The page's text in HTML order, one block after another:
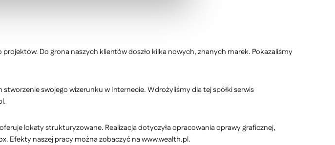
Do grona naszych klientów doszło kilka nowych, znanych marek. Pokazaliśmy
stworzenie swojego wizerunku w Internecie. Wdrożyliśmy dla tej spółki serwis
lokaty strukturyzowane. Realizacja dotyczyła opracowania oprawy graficznej,
Efekty naszej pracy można zobaczyć na www.wealth.pl.